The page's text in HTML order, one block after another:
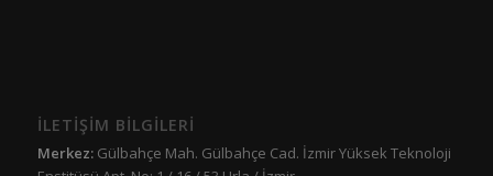
İLETİŞİM BİLGİLERİ
Merkez:Gülbahçe Mah. Gülbahçe Cad. İzmir Yüksek Teknoloji